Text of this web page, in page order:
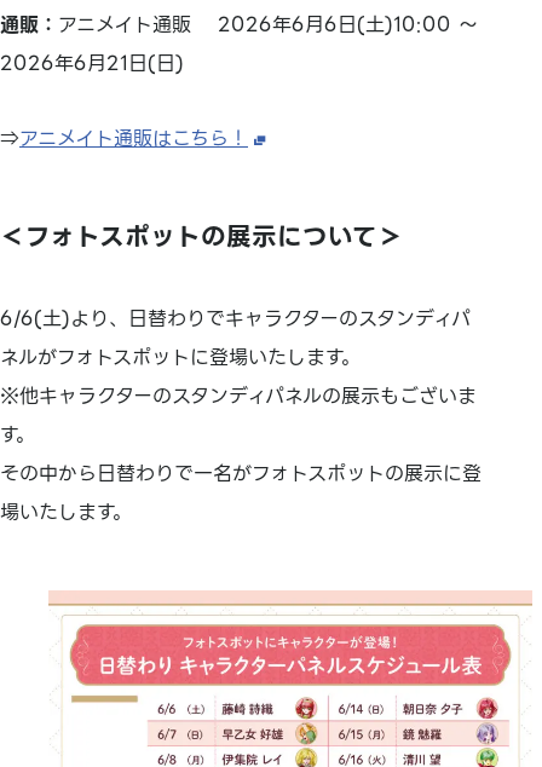
通販： アニメイト通販 2026年6月6日(土)10:00 ～
2026年6月21日(日)
⇒アニメイト通販はこちら！
＜フォトスポットの展示について＞
6/6(土)より、日替わりでキャラクターのスタンディパ
ネルがフォトスポットに登場いたします。
※他キャラクターのスタンディパネルの展示もございま
す。
その中から日替わりで一名がフォトスポットの展示に登
場いたします。